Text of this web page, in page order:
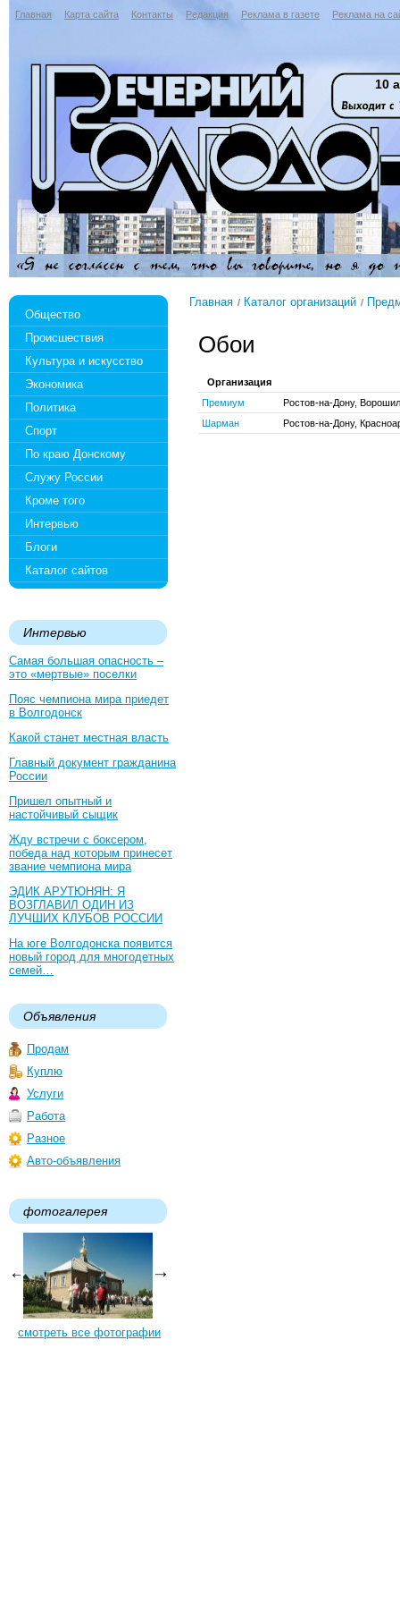
Главная Карта сайта Контакты Редакция Реклама в газете Реклама на
10
Общество
Происшествия
Культура и искусство
Экономика
Политика
Спорт
По краю Донскому
Служу России
Кроме того
Интервью
Блоги
Каталог сайтов
Интервью
Самая большая опасность –
это «мертвые» поселки
Пояс чемпиона мира приедет
в Волгодонск
Какой станет местная власть
Главный документ гражданина
России
Пришел опытный и
настойчивый сыщик
Жду встречи с боксером,
победа над которым принесет
звание чемпиона мира
ЭДИК АРУТЮНЯН: Я
ВОЗГЛАВИЛ ОДИН ИЗ
ЛУЧШИХ КЛУБОВ РОССИИ
На юге Волгодонска появится
новый город для многодетных
семей…
Объявления
Продам
Куплю
Услуги
Работа
Разное
Авто-объявления
фотогалерея
смотреть все фотографии
Главная Каталог организаций
Обои
Организация
Премиум
Ростов-на-Дону,
Шарман
Ростов-на-Дону,